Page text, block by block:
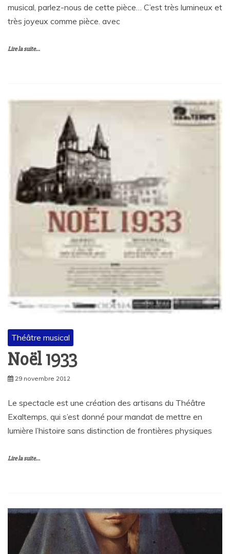
musical, parlez-nous de cette pièce… C’est très lumineux et
très joyeux comme pièce. avec
Lire la suite...
Théâtre musical
Noël 1933
29 novembre 2012
Le spectacle est une création des artisans du Théâtre
Exaltemps, qui s’est donné pour mandat de mettre en
lumière l’histoire sans distinction de frontières physiques
Lire la suite...